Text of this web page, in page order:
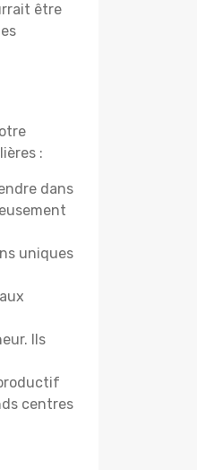
être
:
dans
uniques
Ils
centres